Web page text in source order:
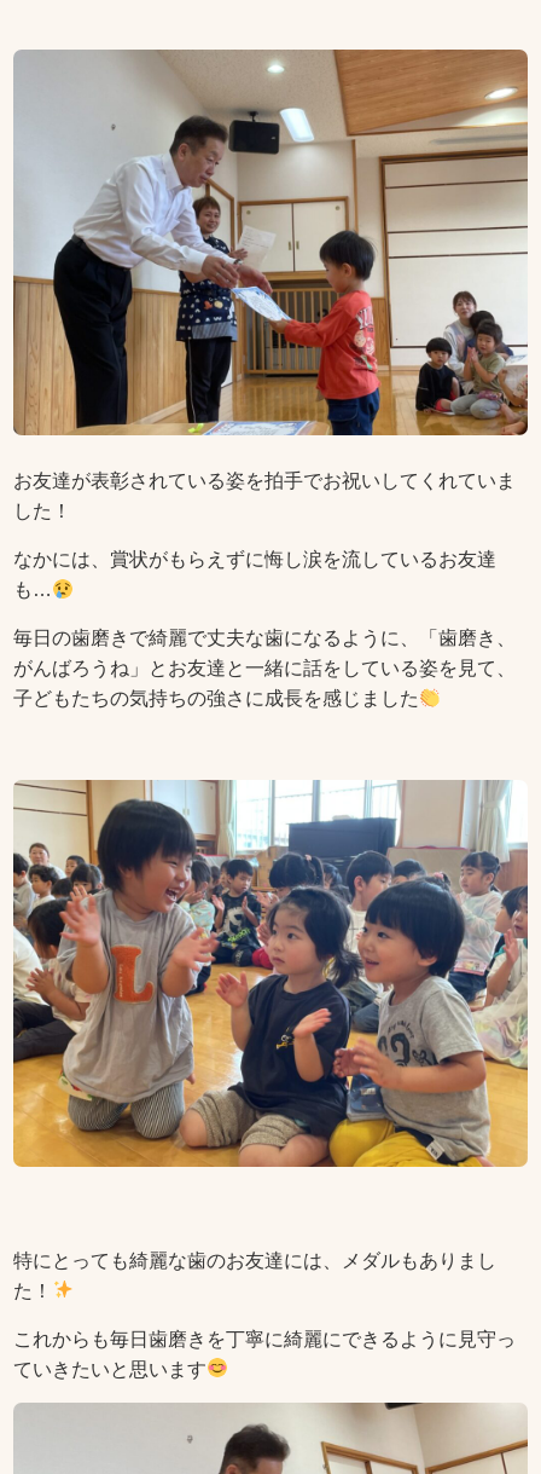
お友達が表彰されている姿を拍手でお祝いしてくれていま
した！
なかには、賞状がもらえずに悔し涙を流しているお友達
も…
毎日の歯磨きで綺麗で丈夫な歯になるように、「歯磨き、
がんばろうね」とお友達と一緒に話をしている姿を見て、
子どもたちの気持ちの強さに成長を感じました
特にとっても綺麗な歯のお友達には、メダルもありまし
た！
これからも毎日歯磨きを丁寧に綺麗にできるように見守っ
ていきたいと思います